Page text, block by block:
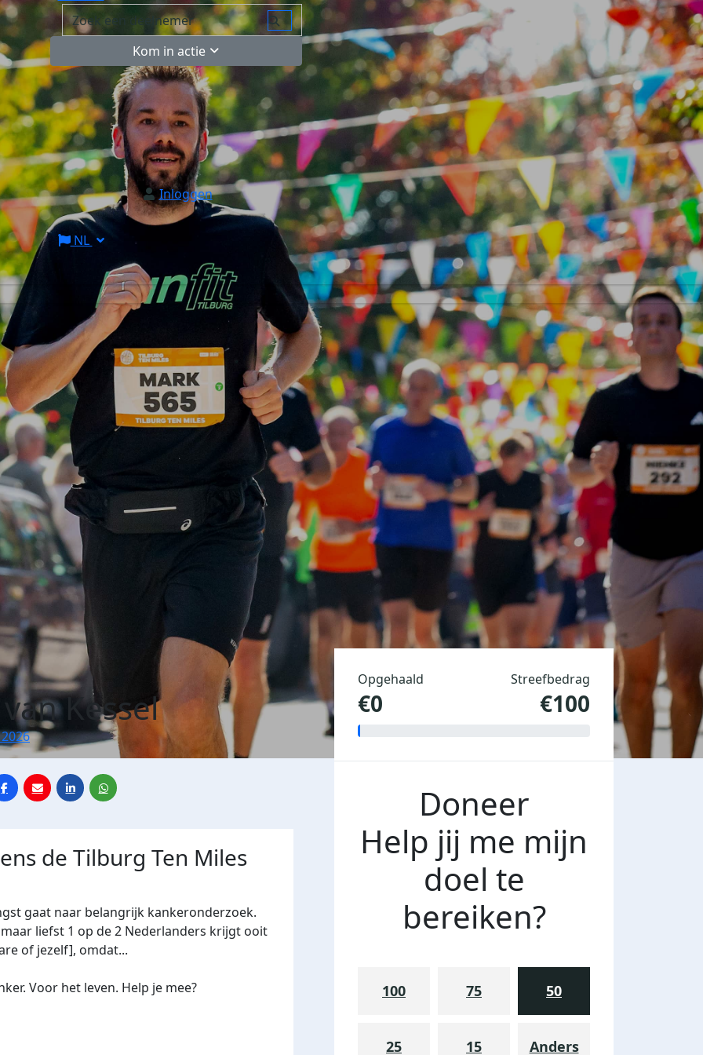
Kom in actie
Inloggen
NL
Kessel
de Tilburg Ten Miles
gaat naar belangrijk kankeronderzoek.
liefst 1 op de 2 Nederlanders krijgt ooit
of jezelf], omdat...
Voor het leven. Help je mee?
Opgehaald
€0
Streefbedrag
€100
Doneer
Help jij me mijn
doel te
bereiken?
100 75 50
25 15 Anders